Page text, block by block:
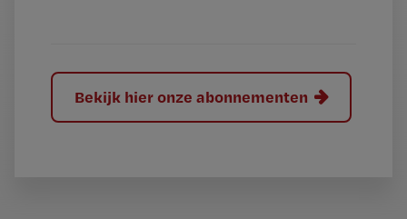
Bekijk hier onze abonnementen